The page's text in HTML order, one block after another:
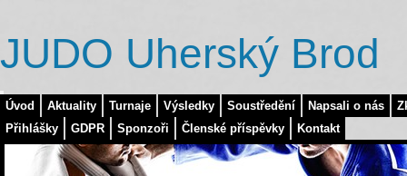
Úvod Aktuality Turnaje Výsledky Soustředění Napsali o nás
Přihlášky
GDPR Sponzoři Členské příspěvky Kontakt
JUDO Uherský Brod